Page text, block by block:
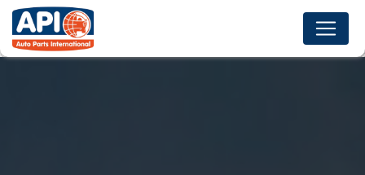
Panneau de gestion des cookies